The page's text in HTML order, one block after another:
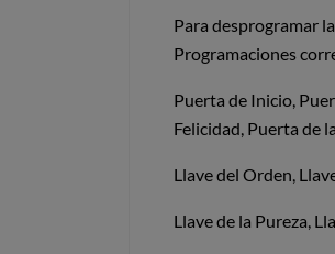
Para desprogramar
Programaciones
Puerta de Inicio,
Felicidad, Puerta de
Llave del Orden,
Llave de la Pureza,